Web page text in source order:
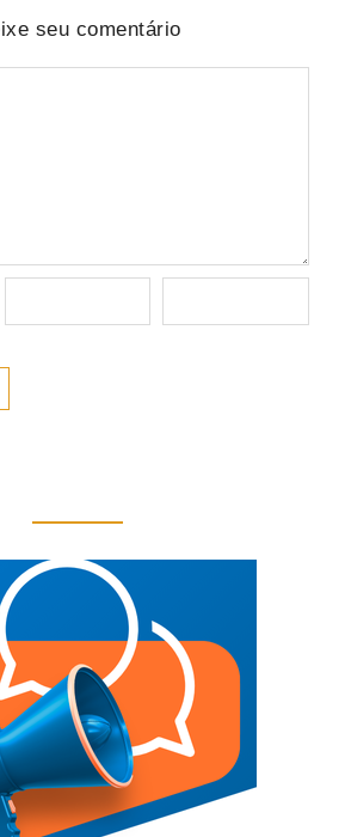
seu comentário